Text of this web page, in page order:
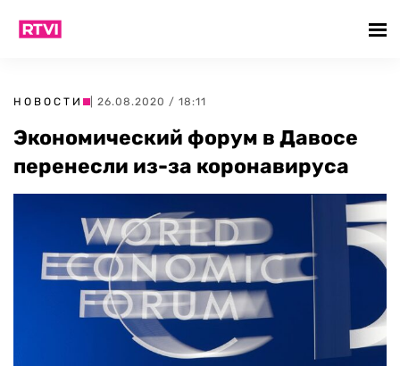
НОВОСТИ | 26.08.2020 / 18:11
Экономический форум в Давосе
перенесли из-за коронавируса